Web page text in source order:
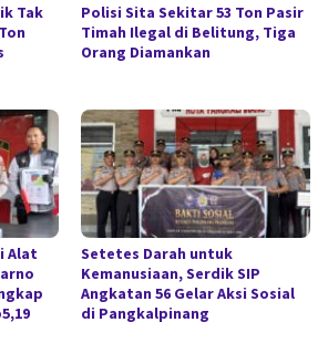
Tak
Polisi Sita Sekitar 53 Ton Pasir
Timah Ilegal di Belitung, Tiga
Orang Diamankan
Alat
Setetes Darah untuk
Kemanusiaan, Serdik SIP
Angkatan 56 Gelar Aksi Sosial
di Pangkalpinang